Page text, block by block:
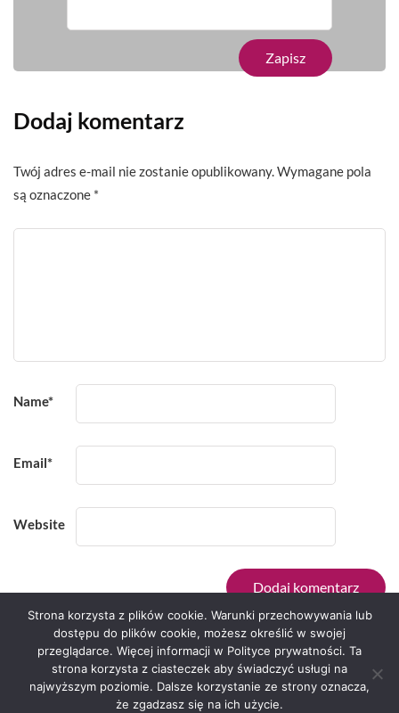
Dodaj komentarz
Twój adres e-mail nie zostanie opublikowany. Wymagane pola
są oznaczone *
Name*
Email*
Website
Serwis zaprojektował Grzegorz Sztank .
Strona korzysta z plików cookie. Warunki przechowywania lub
dostępu do plików cookie, możesz określić w swojej
przeglądarce. Więcej informacji w Polityce prywatności. Ta
strona korzysta z ciasteczek aby świadczyć usługi na
najwyższym poziomie. Dalsze korzystanie ze strony oznacza,
że zgadzasz się na ich użycie.